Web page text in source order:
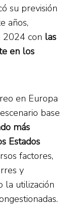
su previsión
años,
2024 con las
en los
en Europa
base
más
Estados
factores,
y
la utilización